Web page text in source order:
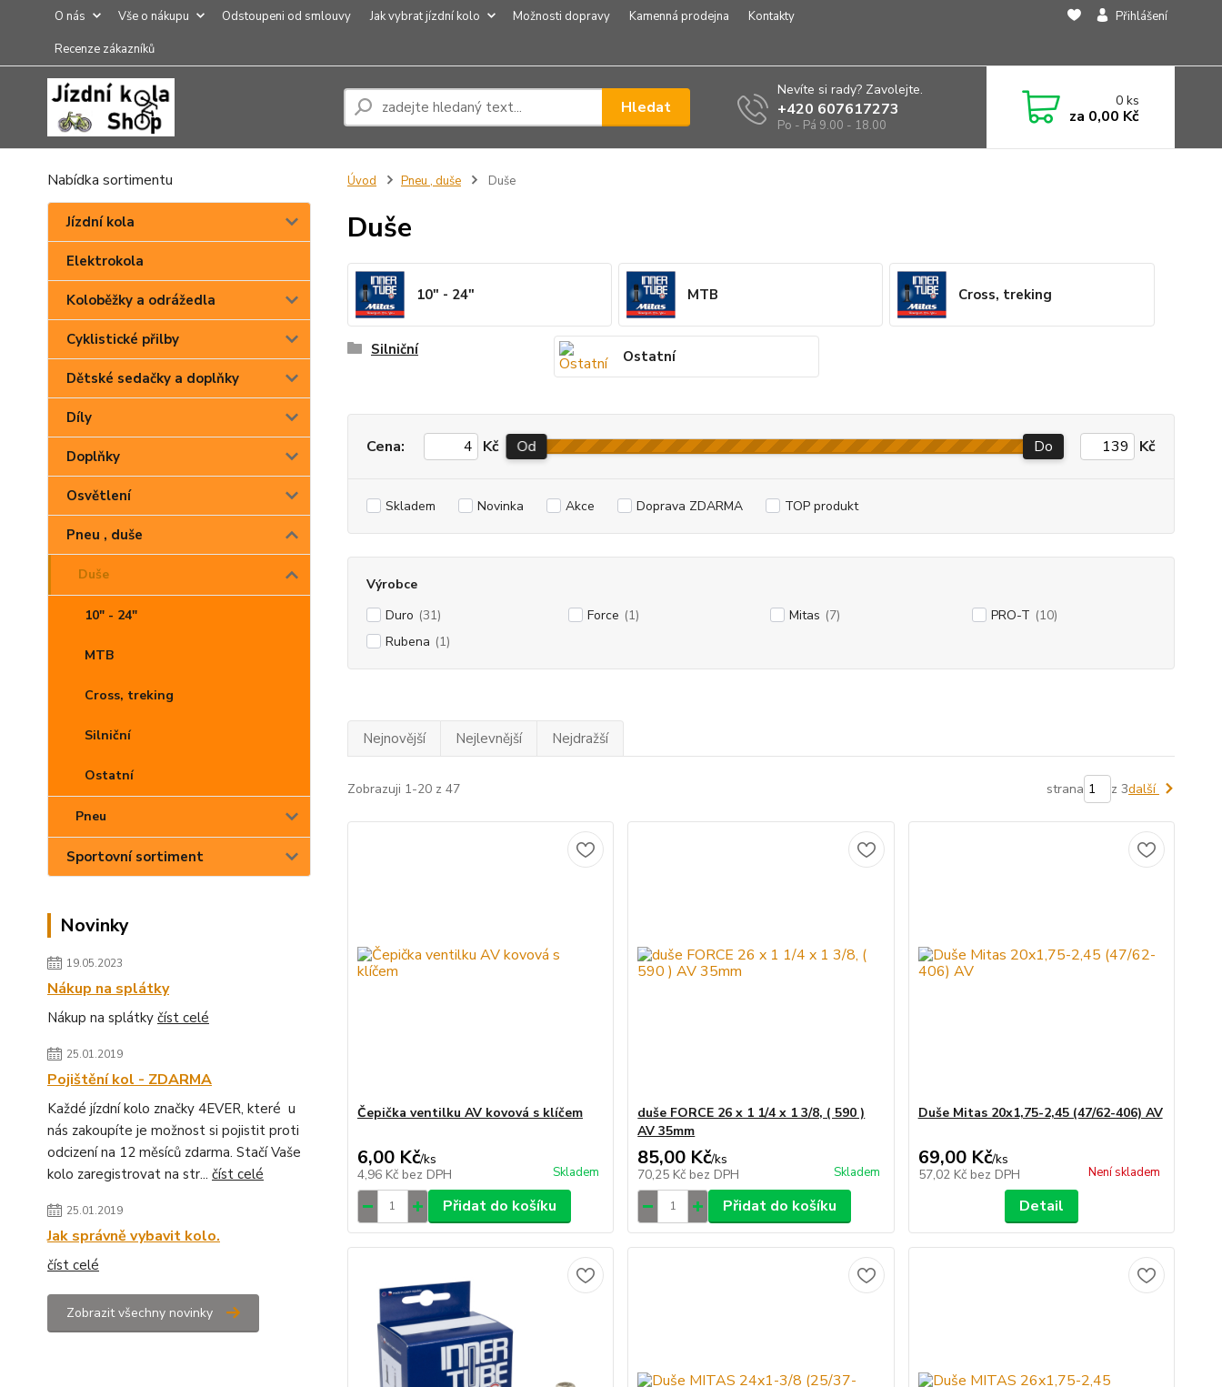
O nás Vše o nákupu Odstoupeni od smlouvy Jak vybrat jízdní kolo Možnosti dopravy Kamenná prodejna
Kontakty
Recenze zákazníků
Přihlášení
Hledat
Nevíte si rady? Zavolejte.
+420 607617273
Po - Pá 9.00 - 18.00
0ks
za 0,00 Kč
Nabídka sortimentu
Jízdní kola
Elektrokola
Koloběžky a odrážedla
Cyklistické přilby
Dětské sedačky a doplňky
Díly
Doplňky
Osvětlení
Pneu , duše
Duše
10" - 24"
MTB
Cross, treking
Silniční
Ostatní
Pneu
Sportovní sortiment
Novinky
19.05.2023
Nákup na splátky
Nákup na splátky číst celé
25.01.2019
Pojištění kol - ZDARMA
Každé jízdní kolo značky 4EVER, které u
nás zakoupíte je možnost si pojistit proti
odcizení na 12 měsíců zdarma. Stačí Vaše
kolo zaregistrovat na str... číst celé
25.01.2019
Jak správně vybavit kolo.
číst celé
Zobrazit všechny novinky
Úvod Pneu , duše Duše
Duše
10" - 24" MTB Cross, treking
Silniční Ostatní
Cena: Kč Od Do Kč
Skladem Novinka Akce Doprava ZDARMA TOP produkt
Výrobce
Duro (31) Force (1) Mitas (7) PRO-T (10)
Rubena (1)
Nejnovější Nejlevnější Nejdražší
Zobrazuji 1-20 z 47 strana z 3další
Čepička ventilku AV kovová s klíčem
6,00 Kč/ks
4,96 Kč bez DPH Skladem
Přidat do košíku
duše FORCE 26 x 1 1/4 x 1 3/8, ( 590 )
AV 35mm
85,00 Kč/ks
70,25 Kč bez DPH Skladem
Přidat do košíku
Duše Mitas 20x1,75-2,45 (47/62-406) AV
69,00 Kč/ks
57,02 Kč bez DPH Není skladem
Detail